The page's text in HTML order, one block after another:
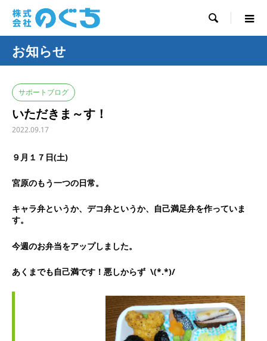

お知らせ
サポートブログ
いただきま～す！
2022.09.17
９月１７日(土)
宮原のもう一つの日常。
キャラ弁というか、デコ弁というか、自己満足弁を作っていま
す。
今週のお弁当をアップしました。
あくまでも自己満です！悪しからず \(*.*)/